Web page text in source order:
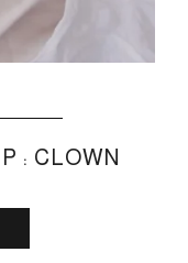
: CLOWN